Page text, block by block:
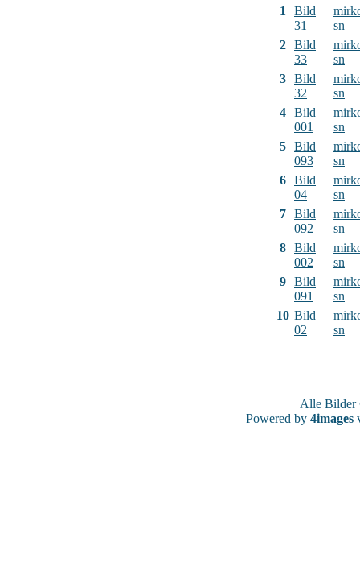
1
Bild
31
sn
2 Bild
33
sn
3 Bild
32
sn
4 Bild
001
sn
5 Bild
093
sn
6 Bild
04
sn
7 Bild
092
sn
8 Bild
002
sn
9 Bild
091
sn
10 Bild
02
sn
Alle
Powered by 4images